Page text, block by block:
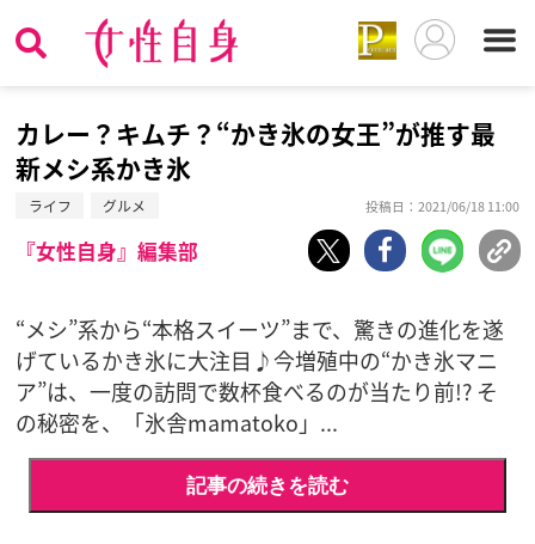
カレー？キムチ？“かき氷の女王”が推す最
新メシ系かき氷
ライフ グルメ 投稿日：2021/06/18 11:00
『女性自身』編集部
“メシ”系から“本格スイーツ”まで、驚きの進化を遂
げているかき氷に大注目♪今増殖中の“かき氷マニ
ア”は、一度の訪問で数杯食べるのが当たり前!? そ
の秘密を、「氷舎mamatoko」...
記事の続きを読む